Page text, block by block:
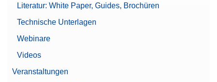
Literatur: White Paper, Guides, Brochüren
Technische Unterlagen
Webinare
Videos
Veranstaltungen